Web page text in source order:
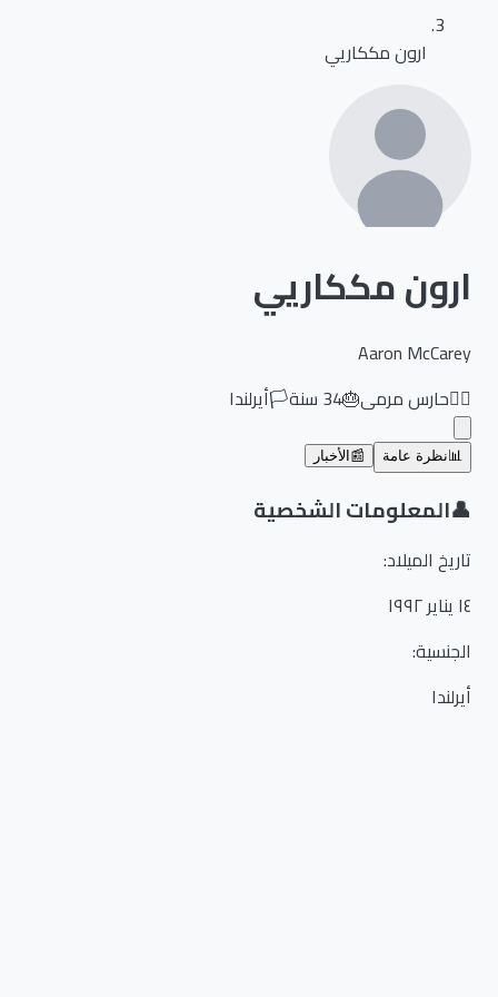
ارون مككاريي
ارون مككاريي
Aaron McCarey
حارس مرمى🎂
34سنة🏳️أيرلندا
نظرة عامة 📰 الأخبار
المعلومات الشخصية
تاريخ الميلاد:
الجنسية:
أيرلندا